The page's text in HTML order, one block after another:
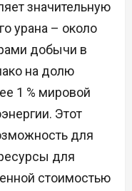
значительную
урана – около
добычи в
на долю
1 % мировой
Этот
для
для
стоимостью